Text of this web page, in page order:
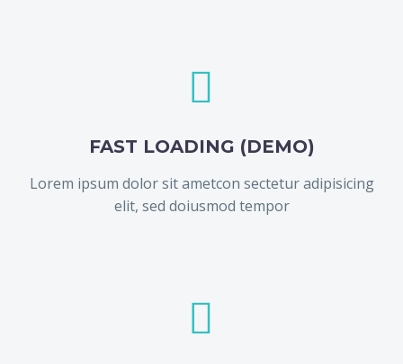


FAST LOADING (DEMO)
Lorem ipsum dolor sit ametcon sectetur adipisicing
elit, sed doiusmod tempor

